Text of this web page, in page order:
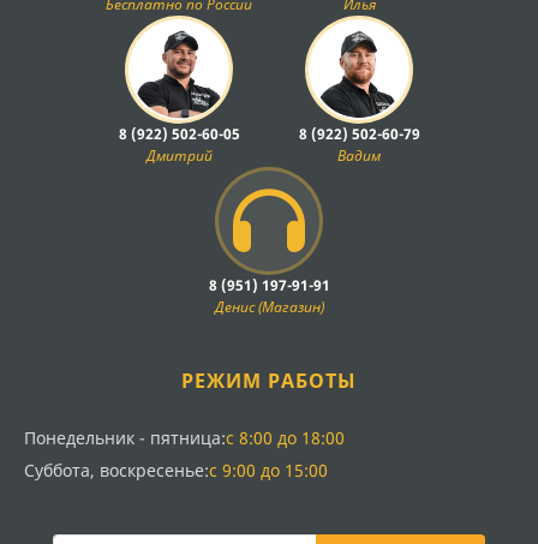
Бесплатно по России
Илья
8 (922) 502-60-05
Дмитрий
8 (922) 502-60-79
Вадим
8 (951) 197-91-91
Денис (Магазин)
РЕЖИМ РАБОТЫ
Понедельник - пятница:с 8:00 до 18:00
Суббота, воскресенье:с 9:00 до 15:00